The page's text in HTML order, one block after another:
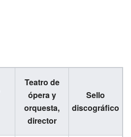
Teatro de
ópera y
orquesta,
director
Sello
discográfico